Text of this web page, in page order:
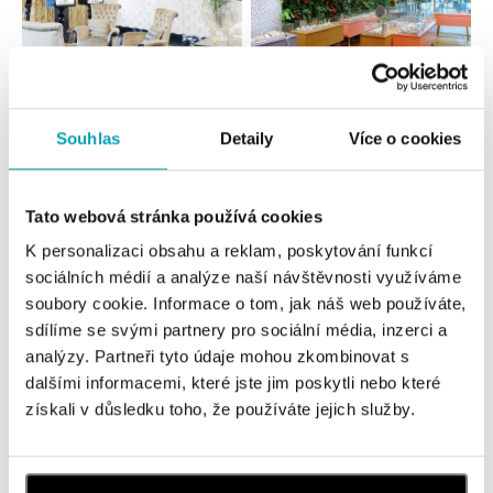
Souhlas Detaily Více o cookies
Tato webová stránka používá cookies
K personalizaci obsahu a reklam, poskytování funkcí
sociálních médií a analýze naší návštěvnosti využíváme
soubory cookie. Informace o tom, jak náš web používáte,
sdílíme se svými partnery pro sociální média, inzerci a
analýzy. Partneři tyto údaje mohou zkombinovat s
dalšími informacemi, které jste jim poskytli nebo které
získali v důsledku toho, že používáte jejich služby.
Všetky Slovensko
Hlavná 123/1, 040 01 Košice
tel.: +421 911 854 322, +421 917 869 485
dnes otvorené od 09:00
ALOve OC Aupark, Bratislava
Einsteinova 3541/18, 851 01 Bratislava
tel.: +421917090556
dnes otvorené od 10:00
ALOve OC Eurovea, Bratislava